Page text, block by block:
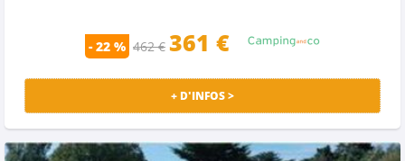
- 22 % 462 € 361 €
+ D'INFOS >